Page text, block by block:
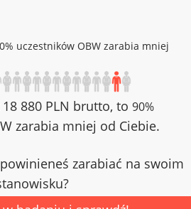
uczestników OBW zarabia mniej
18 880 PLN brutto, to 90%
zarabia mniej od Ciebie.
zarabiać na swoim